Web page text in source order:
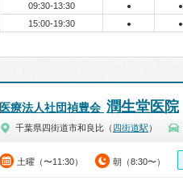
09:30-13:30 ● ●
15:00-19:30 ● ●
医療法人社団禎豊会 潤生堂医院
千葉県四街道市和良比（ 四街道駅 ）
土曜（〜11:30） 朝（8:30〜）